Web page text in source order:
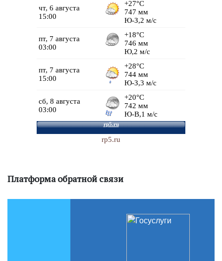
rp5.ru
Платформа обратной связи